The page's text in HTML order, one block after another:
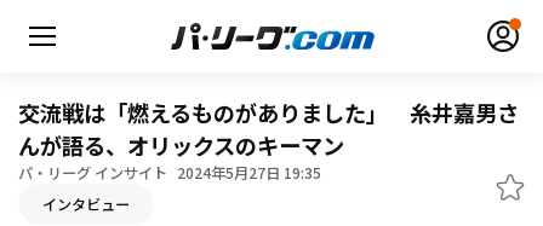
交流戦は「燃えるものがありました」 糸井嘉男さ
んが語る、オリックスのキーマン
パ・リーグ インサイト 2024年5月27日 19:35
インタビュー